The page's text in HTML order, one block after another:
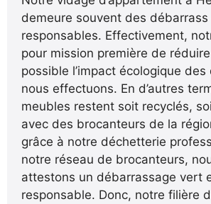
demeure souvent des
responsables. Effectivement,
pour mission première de
possible l’impact écologique
nous effectuons. En d’autres
meubles restent soit recyclés,
avec des brocanteurs de la
grâce à notre déchetterie
notre réseau de brocanteurs,
attestons un débarrassage vert
responsable. Donc, notre filière